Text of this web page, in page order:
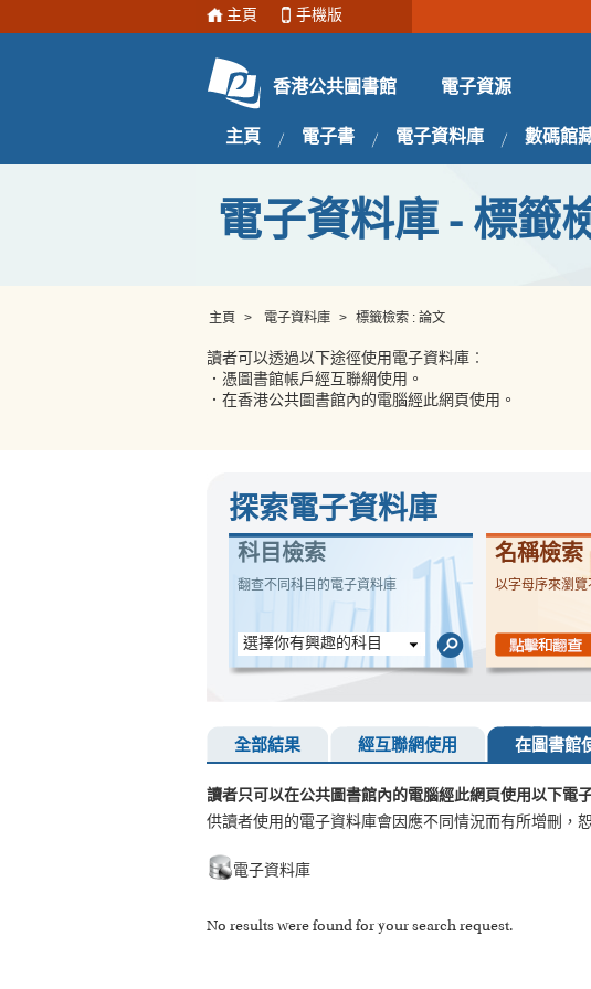
主頁 手機版
香港公共圖書館 電子資源
主頁 電子書 電子資料庫 數碼館
電子資料庫 - 標籤
主頁 > 電子資料庫 > 標籤檢索 : 論文
讀者可以透過以下途徑使用電子資料庫︰
．憑圖書館帳戶經互聯網使用。
．在香港公共圖書館內的電腦經此網頁使用。
探索電子資料庫
科目檢索
翻查不同科目的電子資料庫
選擇你有興趣的科目
名稱檢索
以字母序來瀏
全部結果 經互聯網使用 在圖書館
讀者只可以在公共圖書館內的電腦經此網頁使用以下電
供讀者使用的電子資料庫會因應不同情況而有所增刪，
電子資料庫
No results were found for your search request.